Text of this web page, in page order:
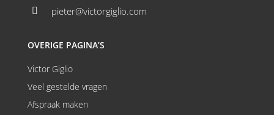
 pieter@victorgiglio.com
OVERIGE PAGINA’S
Victor Giglio
Veel gestelde vragen
Afspraak maken